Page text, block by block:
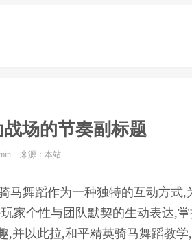
场的节奏副标题
来源：本站
马舞蹈作为一种独特的互动方式,
家个性与团队默契的生动表达,
,并以此拉,和平精英骑马舞蹈教学